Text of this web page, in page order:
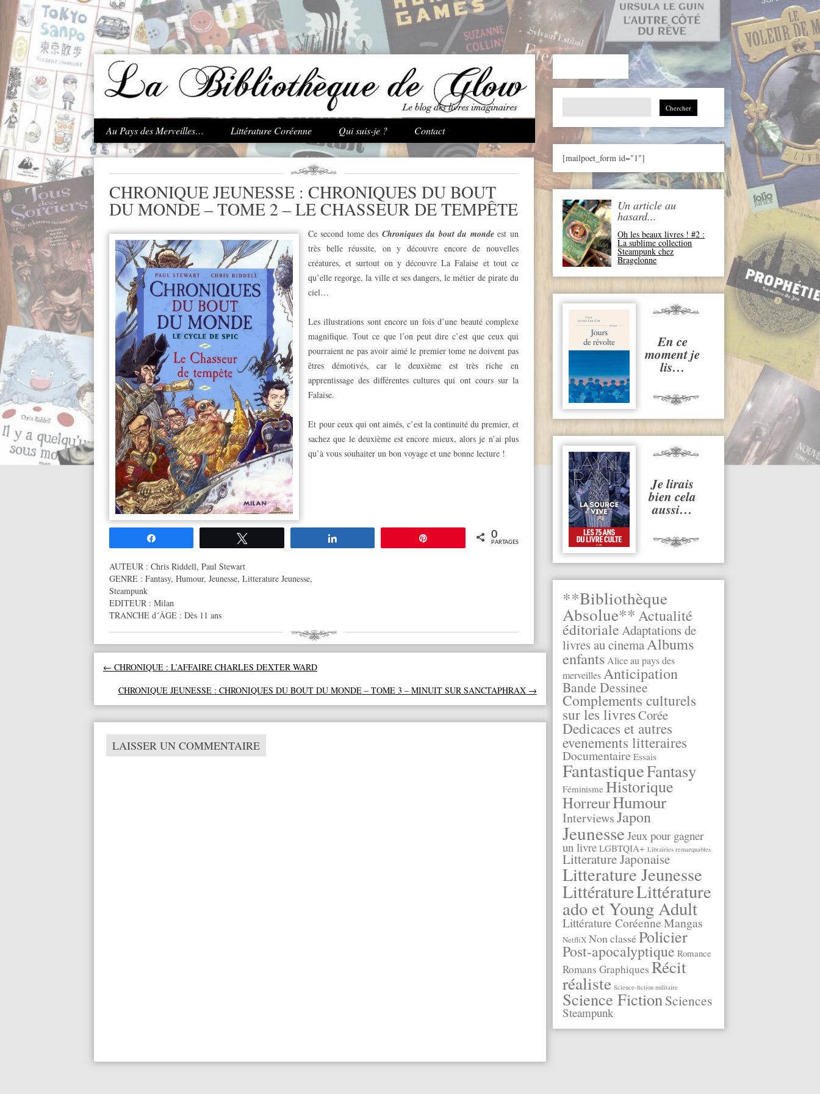
.
Aller au contenu principal
Au Pays des Merveilles… Littérature Coréenne Qui suis-je ? Contact
Search
[mailpoet_form id="1"]
Un article au
hasard...
Oh les beaux livres ! #2 :
La sublime collection
Steampunk chez
Bragelonne
En ce
moment je
lis…
Je lirais
bien cela
aussi…
**Bibliothèque
Absolue**Actualité
éditorialeAdaptations de
livres au cinemaAlbums
enfantsAlice au pays des
merveillesAnticipation
Bande Dessinee
Complements culturels
sur les livresCorée
Dedicaces et autres
evenements litteraires
Documentaire Essais
FantastiqueFantasy
Féminisme Historique
HorreurHumour
InterviewsJapon
JeunesseJeux pour gagner
un livre LGBTQIA+ Librairies remarquables
Litterature Japonaise
Litterature Jeunesse
LittératureLittérature
ado et Young Adult
Littérature Coréenne Mangas
NetfliX Non classéPolicier
Post-apocalyptique Romance
Romans Graphiques Récit
réaliste Science-fiction militaire
Science FictionSciences
Steampunk
CHRONIQUE JEUNESSE : CHRONIQUES DU BOUT
DU MONDE – TOME 2 – LE CHASSEUR DE TEMPÊTE
Ce second tome des Chroniques du bout du mondeest un
très belle réussite, on y découvre encore de nouvelles
créatures, et surtout on y découvre La Falaise et tout ce
qu’elle regorge, la ville et ses dangers, le métier de pirate du
ciel…
Les illustrations sont encore un fois d’une beauté complexe
magnifique. Tout ce que l’on peut dire c’est que ceux qui
pourraient ne pas avoir aimé le premier tome ne doivent pas
êtres démotivés, car le deuxième est très riche en
apprentissage des différentes cultures qui ont cours sur la
Falaise.
Et pour ceux qui ont aimés, c’est la continuité du premier, et
sachez que le deuxième est encore mieux, alors je n’ai plus
qu’à vous souhaiter un bon voyage et une bonne lecture !
0
PARTAGES
AUTEUR : Chris Riddell, Paul Stewart
GENRE : Fantasy, Humour, Jeunesse, Litterature Jeunesse,
Steampunk
EDITEUR : Milan
TRANCHE d´ÂGE : Dès 11 ans
Navigation des articles
← CHRONIQUE : L’AFFAIRE CHARLES DEXTER WARD
CHRONIQUE JEUNESSE : CHRONIQUES DU BOUT DU MONDE – TOME 3 – MINUIT SUR SANCTAPHRAX →
LAISSER UN COMMENTAIRE